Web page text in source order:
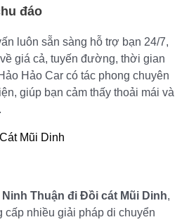
đáo
luôn sẵn sàng hỗ trợ bạn 24/7,
giá cả, tuyến đường, thời gian
Hảo Car có tác phong chuyên
giúp bạn cảm thấy thoải mái và
Mũi Dinh
Thuận đi Đồi cát Mũi Dinh,
cấp nhiều giải pháp di chuyển